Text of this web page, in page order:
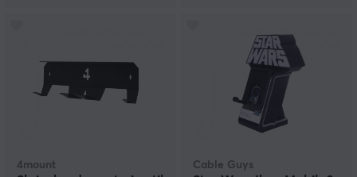
4mount Cable Guys